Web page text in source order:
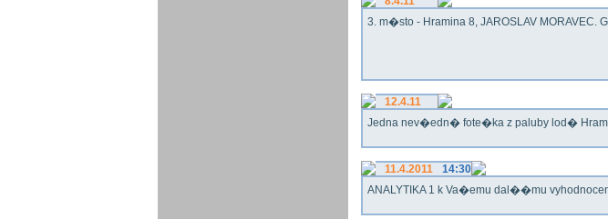
3. m�sto - Hramina 8, JAROSLAV MORAVEC.
12.4.11
Jedna nev�edn� fote�ka z paluby lod�
11.4.2011
14:30
ANALYTIKA 1 k Va�emu dal��mu